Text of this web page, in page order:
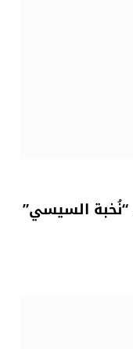
“نُخبة السيسي”